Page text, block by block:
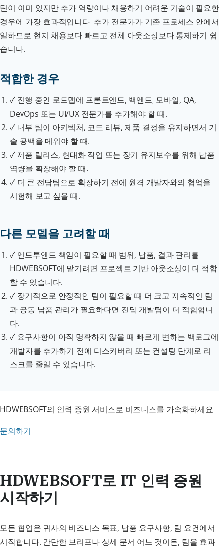
틴이 이미 있지만 추가 역량이나 채용하기 어려운 기술이 필요한
경우에 가장 효과적입니다. 추가 전문가가 기존 프로세스 안에서
일하므로 현지 채용보다 빠르고 전체 아웃소싱보다 통제하기 쉽
습니다.
적합한 경우
✓ 진행 중인 로드맵에 프론트엔드, 백엔드, 모바일, QA,
DevOps 또는 UI/UX 전문가를 추가해야 할 때.
✓ 내부 팀이 아키텍처, 코드 리뷰, 제품 결정을 유지하면서 기
술 공백을 메워야 할 때.
✓제품 릴리스, 현대화 작업 또는 장기 유지보수를 위해 납품
역량을 확장해야 할 때.
✓ 더 큰 전담팀으로 확장하기 전에 원격 개발자와의 협업을
시험해 보고 싶을 때.
다른 모델을 고려할 때
✓ 엔드투엔드 책임이 필요할 때 범위, 납품, 결과 관리를
HDWEBSOFT에 맡기려면 프로젝트 기반 아웃소싱이 더 적합
할 수 있습니다.
✓ 장기적으로 안정적인 팀이 필요할 때 더 크고 지속적인 팀
과 공동 납품 관리가 필요하다면 전담 개발팀이 더 적합합니
다.
✓ 요구사항이 아직 명확하지 않을 때 빠르게 변하는 백로그에
개발자를 추가하기 전에 디스커버리 또는 컨설팅 단계로 리
스크를 줄일 수 있습니다.
HDWEBSOFT의 인력 증원 서비스로 비즈니스를 가속화하세요
문의하기
HDWEBSOFT로 IT 인력 증원
시작하기
모든 협업은 귀사의 비즈니스 목표, 납품 요구사항, 팀 요건에서
시작합니다. 간단한 브리프나 상세 문서 어느 것이든, 팀을 효과